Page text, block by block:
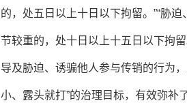
的，处五日以上十日以下拘留。”“胁
节较重的，处十日以上十五日以下拘
导及胁迫、诱骗他人参与传销的行为
小、露头就打”的治理目标，有效弥补